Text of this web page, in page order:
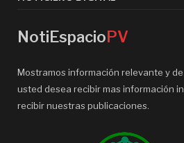
NotiEspacioPV
Mostramos información relevante y
usted desea recibir mas información
recibir nuestras publicaciones.